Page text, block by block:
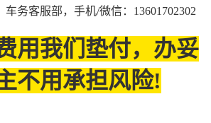
务客服部，手机/微信：13601702302
用我们垫付，办妥
不用承担风险!